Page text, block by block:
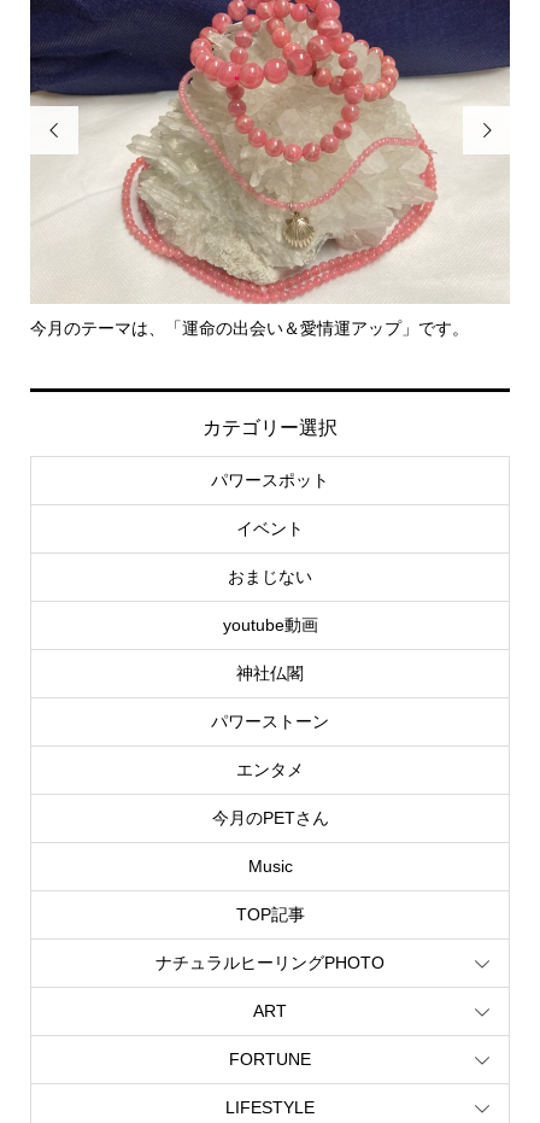

今月のテーマは、「運命の出会い＆愛情運アップ」です。

カテゴリー選択
パワースポット
イベント
おまじない
youtube動画
神社仏閣
パワーストーン
エンタメ
今月のPETさん
Music
TOP記事
ナチュラルヒーリングPHOTO
ART
FORTUNE
LIFESTYLE